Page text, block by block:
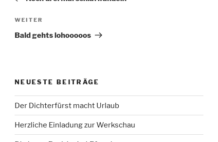
Nächster
Beitrag
WEITER
Bald gehts lohooooos
NEUESTE BEITRÄGE
Der Dichterfürst macht Urlaub
Herzliche Einladung zur Werkschau